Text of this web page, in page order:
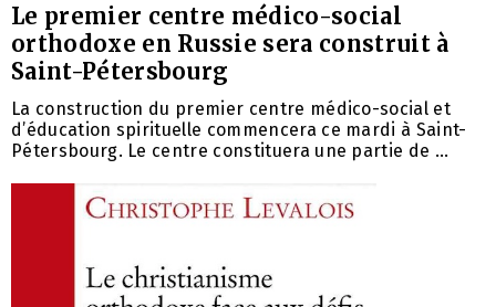
Le premier centre médico-social
orthodoxe en Russie sera construit à
Saint-Pétersbourg
La construction du premier centre médico-social et
d’éducation spirituelle commencera ce mardi à Saint-
Pétersbourg. Le centre constituera une partie de ...